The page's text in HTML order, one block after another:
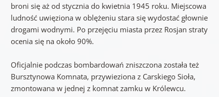
broni się aż od stycznia do kwietnia 1945 roku. Miejscowa
ludność uwięziona w oblężeniu stara się wydostać głownie
drogami wodnymi. Po przejęciu miasta przez Rosjan straty
ocenia się na około 90%.
Oficjalnie podczas bombardowań zniszczona została też
Bursztynowa Komnata, przywieziona z Carskiego Sioła,
zmontowana w jednej z komnat zamku w Królewcu.